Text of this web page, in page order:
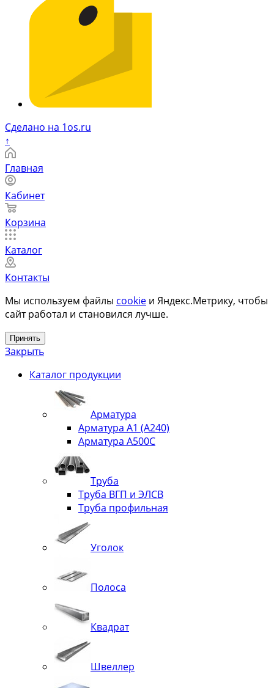
Сделано на 1os.ru
↑
Главная
Кабинет
Корзина
Каталог
Контакты
Мы используем файлы cookie и Яндекс.Метрику, чтобы
сайт работал и становился лучше.
Принять
Закрыть
Каталог продукции
Арматура
Арматура А1 (А240)
Арматура А500С
Труба
Труба ВГП и ЭЛСВ
Труба профильная
Уголок
Полоса
Квадрат
Швеллер